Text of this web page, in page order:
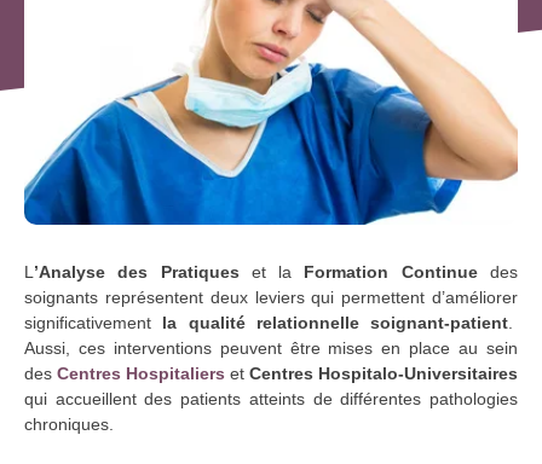
L ’Analyse des Pratiques et la Formation Continuedes
soignants représentent deux leviers qui permettent d’améliorer
significativement la qualité relationnelle soignant-patient
Aussi, ces interventions peuvent être mises en place au sein
des Centres Hospitaliers et Centres Hospitalo-Universitaires
qui accueillent des patients atteints de différentes pathologies
chroniques.